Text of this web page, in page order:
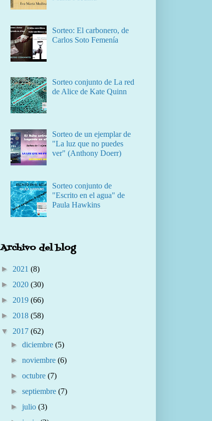
Sorteo: El carbonero, de
Carlos Soto Femenía
Sorteo conjunto de La red
de Alice de Kate Quinn
Sorteo de un ejemplar de
"La luz que no puedes
ver" (Anthony Doerr)
Sorteo conjunto de
"Escrito en el agua" de
Paula Hawkins
Archivo del blog
► 2021 (8)
► 2020 (30)
► 2019 (66)
► 2018 (58)
▼ 2017 (62)
►diciembre(5)
►noviembre(6)
►octubre(7)
►septiembre(7)
►julio(3)